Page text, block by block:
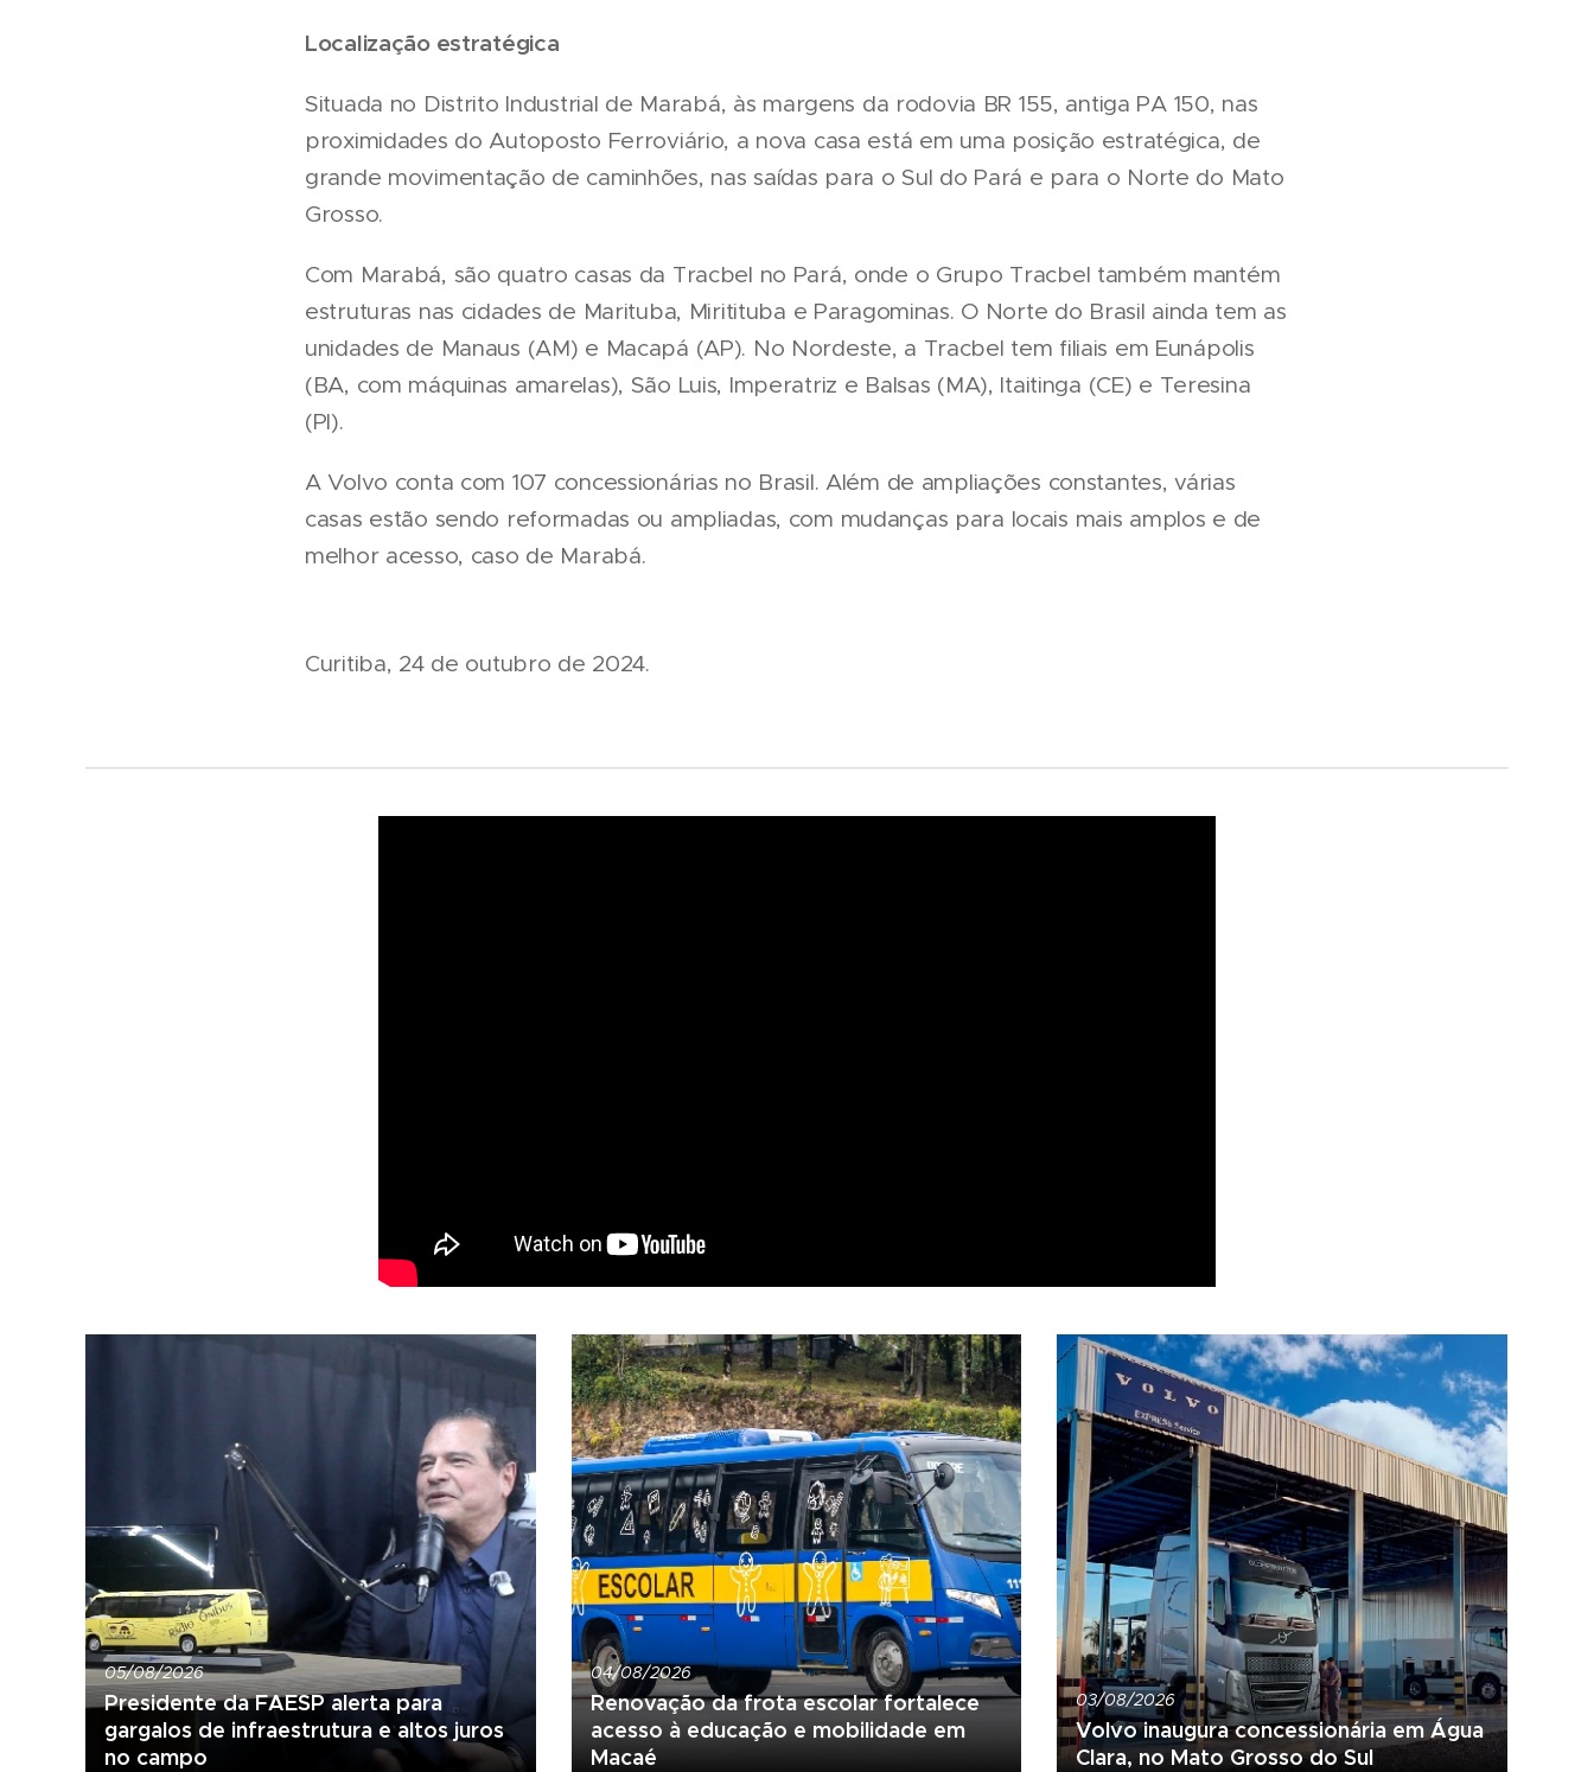
Localização estratégica
Situada no Distrito Industrial de Marabá, às margens da rodovia BR 155, antiga PA 150, nas
proximidades do Autoposto Ferroviário, a nova casa está em uma posição estratégica, de
grande movimentação de caminhões, nas saídas para o Sul do Pará e para o Norte do Mato
Grosso.
Com Marabá, são quatro casas da Tracbel no Pará, onde o Grupo Tracbel também mantém
estruturas nas cidades de Marituba, Miritituba e Paragominas. O Norte do Brasil ainda tem as
unidades de Manaus (AM) e Macapá (AP). No Nordeste, a Tracbel tem filiais em Eunápolis
(BA, com máquinas amarelas), São Luis, Imperatriz e Balsas (MA), Itaitinga (CE) e Teresina
(PI).
A Volvo conta com 107 concessionárias no Brasil. Além de ampliações constantes, várias
casas estão sendo reformadas ou ampliadas, com mudanças para locais mais amplos e de
melhor acesso, caso de Marabá.
Curitiba, 24 de outubro de 2024.
05/08/2026
Presidente da FAESP alerta para
gargalos de infraestrutura e altos juros
no campo
04/08/2026
Renovação da frota escolar fortalece
acesso à educação e mobilidade em
Macaé
03/08/2026
Volvo inaugura concessionária em Água
Clara, no Mato Grosso do Sul